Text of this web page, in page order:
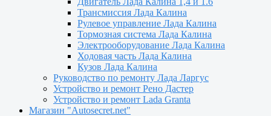
Трансмиссия Лада Калина
Рулевое управление Лада Калина
Тормозная система Лада Калина
Электрооборудование Лада Калина
Ходовая часть Лада Калина
Кузов Лада Калина
Руководство по ремонту Лада Ларгус
Устройство и ремонт Рено Дастер
Устройство и ремонт Lada Granta
Магазин "Autosecret.net"